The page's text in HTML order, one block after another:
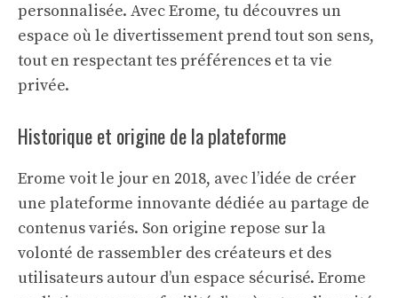
personnalisée. Avec Erome, tu découvres un
espace où le divertissement prend tout son sens,
tout en respectant tes préférences et ta vie
privée.
Historique et origine de la plateforme
Erome voit le jour en 2018, avec l’idée de créer
une plateforme innovante dédiée au partage de
contenus variés. Son origine repose sur la
volonté de rassembler des créateurs et des
utilisateurs autour d’un espace sécurisé. Erome